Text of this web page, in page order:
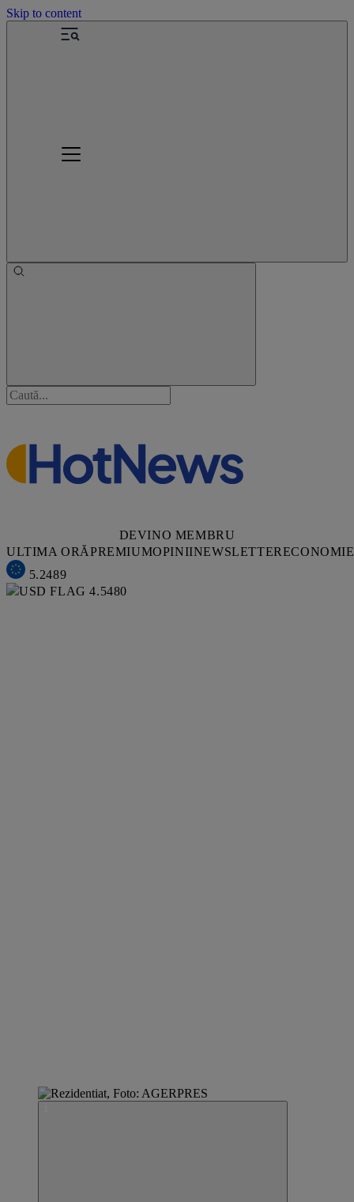
Skip to content
DEVINO MEMBRU
ULTIMA ORĂPREMIUMOPINIINEWSLETTERECONOMIE
5.2489
4.5480